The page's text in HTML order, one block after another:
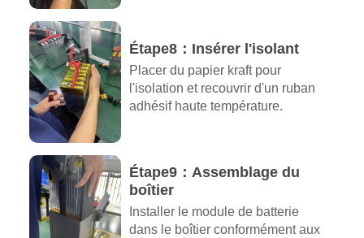
Étape8：Insérer l'isolant
Placer du papier kraft pour
l'isolation et recouvrir d'un ruban
adhésif haute température.
Étape9：Assemblage du
boîtier
Installer le module de batterie
dans le boîtier conformément aux